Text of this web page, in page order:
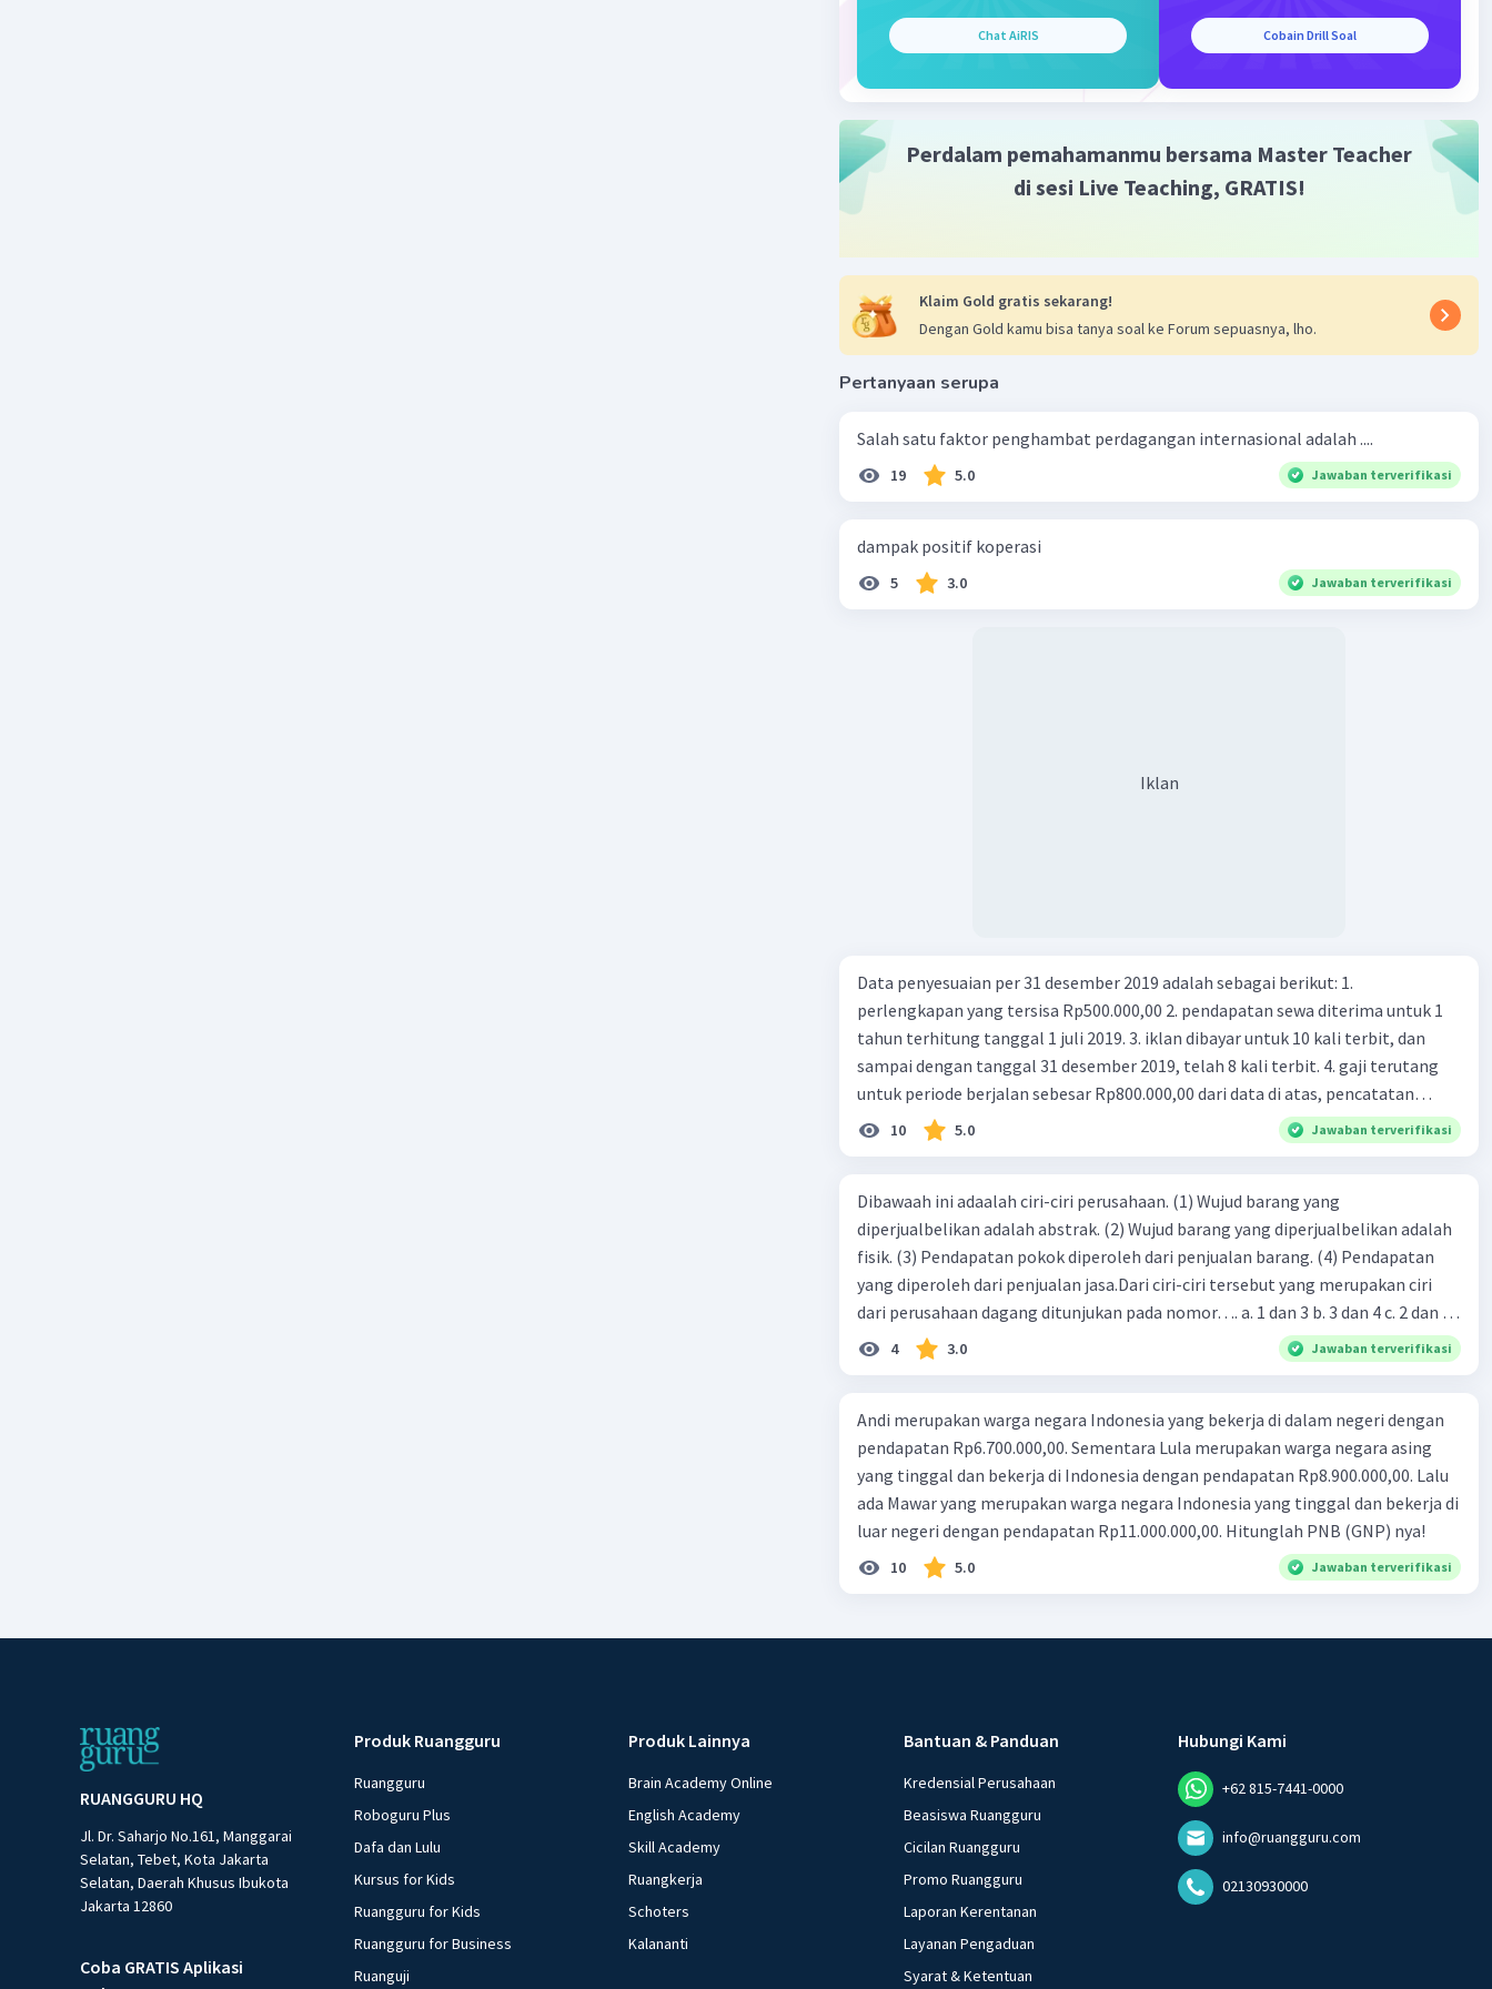
Chat AiRIS Cobain Drill Soal
Perdalam pemahamanmu bersama Master Teacher
di sesi Live Teaching, GRATIS!
Klaim Gold gratis sekarang!
Dengan Gold kamu bisa tanya soal ke Forum sepuasnya, lho.
Pertanyaan serupa
Salah satu faktor penghambat perdagangan internasional adalah ....
19 5.0 Jawaban terverifikasi
dampak positif koperasi
5 3.0 Jawaban terverifikasi
Iklan
Data penyesuaian per 31 desember 2019 adalah sebagai berikut: 1.
perlengkapan yang tersisa Rp500.000,00 2. pendapatan sewa diterima untuk 1
tahun terhitung tanggal 1 juli 2019. 3. iklan dibayar untuk 10 kali terbit, dan
sampai dengan tanggal 31 desember 2019, telah 8 kali terbit. 4. gaji terutang
untuk periode berjalan sebesar Rp800.000,00 dari data di atas, pencatatan
jurnal pembalik yang benar adalah ....
10 5.0 Jawaban terverifikasi
Dibawaah ini adaalah ciri-ciri perusahaan. (1) Wujud barang yang
diperjualbelikan adalah abstrak. (2) Wujud barang yang diperjualbelikan adalah
fisik. (3) Pendapatan pokok diperoleh dari penjualan barang. (4) Pendapatan
yang diperoleh dari penjualan jasa.Dari ciri-ciri tersebut yang merupakan ciri
dari perusahaan dagang ditunjukan pada nomor…. a. 1 dan 3 b. 3 dan 4 c. 2 dan 3
d. 1 dan 2 e. 2 dan 4
4 3.0 Jawaban terverifikasi
Andi merupakan warga negara Indonesia yang bekerja di dalam negeri dengan
pendapatan Rp6.700.000,00. Sementara Lula merupakan warga negara asing
yang tinggal dan bekerja di Indonesia dengan pendapatan Rp8.900.000,00. Lalu
ada Mawar yang merupakan warga negara Indonesia yang tinggal dan bekerja di
luar negeri dengan pendapatan Rp11.000.000,00. Hitunglah PNB (GNP) nya!
10 5.0 Jawaban terverifikasi
RUANGGURU HQ
Jl. Dr. Saharjo No.161, Manggarai
Selatan, Tebet, Kota Jakarta
Selatan, Daerah Khusus Ibukota
Jakarta 12860
Coba GRATIS Aplikasi
Produk Ruangguru
Ruangguru
Roboguru Plus
Dafa dan Lulu
Kursus for Kids
Ruangguru for Kids
Ruangguru for Business
Ruanguji
Produk Lainnya
Brain Academy Online
English Academy
Skill Academy
Ruangkerja
Schoters
Kalananti
Bantuan & Panduan
Kredensial Perusahaan
Beasiswa Ruangguru
Cicilan Ruangguru
Promo Ruangguru
Laporan Kerentanan
Layanan Pengaduan
Syarat & Ketentuan
Hubungi Kami
+62 815-7441-0000
info@ruangguru.com
02130930000